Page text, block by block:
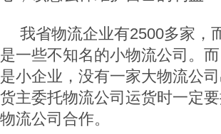
我省物流企业有2500多家，
是一些不知名的小物流公司。
是小企业，没有一家大物流公
货主委托物流公司运货时一定
物流公司合作。